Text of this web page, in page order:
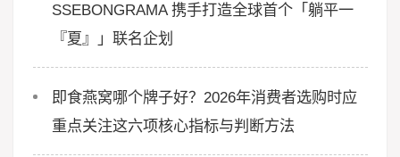
SSEBONGRAMA 携手打造全球首个「躺平一
『夏』」联名企划
即食燕窝哪个牌子好？2026年消费者选购时应
重点关注这六项核心指标与判断方法